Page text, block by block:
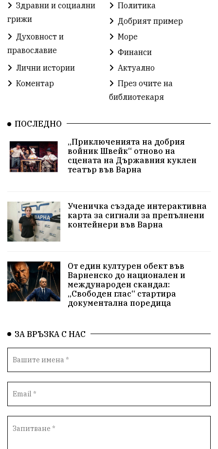
Детски градини Богоявление
Разрушеното бомбоубежище
Избори 2026 Дарения
Концерт
едрогабаритни отпадъци
Културни и спортни събития Аспарухово
Безводие пожари Тенис Вълчи дол
Училища Лична инициатива Величие
Приют за кучета
Новини Зелена зона
Незаконно строителство
Опера
„Исторически парк“
Здравни и социални
грижи
Политика
Добрият пример
Духовност и
православие
Море
Финанси
Лични истории
Актуално
Коментар
През очите на
библиотекаря
ПОСЛЕДНО
„Приключенията на добрия
войник Швейк“ отново на
сцената на Държавния куклен
театър във Варна
Ученичка създаде интерактивна
карта за сигнали за препълнени
контейнери във Варна
От един културен обект във
Варненско до национален и
международен скандал:
„Свободен глас“ стартира
документална поредица
ЗА ВРЪЗКА С НАС